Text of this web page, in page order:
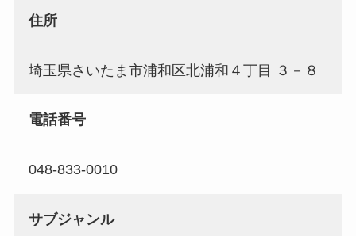
住所
埼玉県さいたま市浦和区北浦和４丁目 ３－８
電話番号
048-833-0010
サブジャンル